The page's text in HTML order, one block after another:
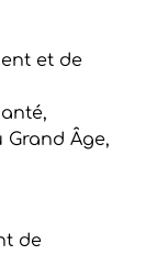
et de
Âge,
de